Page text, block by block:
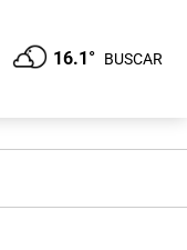
16.1° BUSCAR